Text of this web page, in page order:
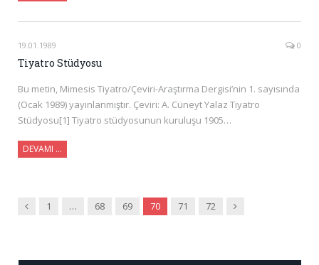
19.01.1989 0
Tiyatro Stüdyosu
Bu metin, Mimesis Tiyatro/Çeviri-Araştırma Dergisi’nin 1. sayısında
(Ocak 1989) yayınlanmıştır. Çeviri: A. Cüneyt Yalaz Tiyatro
Stüdyosu[1] Tiyatro stüdyosunun kuruluşu 1905…
DEVAMI …
Önceki
1 … 68 69 70 71 72 Sonraki